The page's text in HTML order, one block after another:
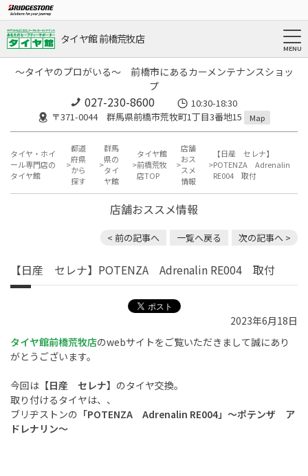
タイヤ館 前橋荒牧店
～タイヤのプロがいる～ 前橋市にあるカーメンテナンスショッ
プ
027-230-8600
10:30-18:30
〒371-0044 群馬県前橋市荒牧町1丁目3番地15
Map
タイヤ・ホイ
ール専門店の
タイヤ館
都道
府県
から
探す
群馬
県の
タイ
ヤ館
タイヤ館
前橋荒牧
店TOP
店舗
おス
スメ
情報
【日産 セレナ】
POTENZA Adrenalin
RE004 取付
店舗おススメ情報
< 前の記事へ 一覧へ戻る 次の記事へ >
【日産 セレナ】POTENZA Adrenalin RE004 取付
2023年6月18日
タイヤ館前橋荒牧店のwebサイトをご覧いただきまして誠にあり
がとうございます。
今回は 【日産 セレナ】 のタイヤ交換。
取り付けるタイヤは、、
ブリヂストンの 「POTENZA Adrenalin RE004」～ポテンザ ア
ドレナリン～